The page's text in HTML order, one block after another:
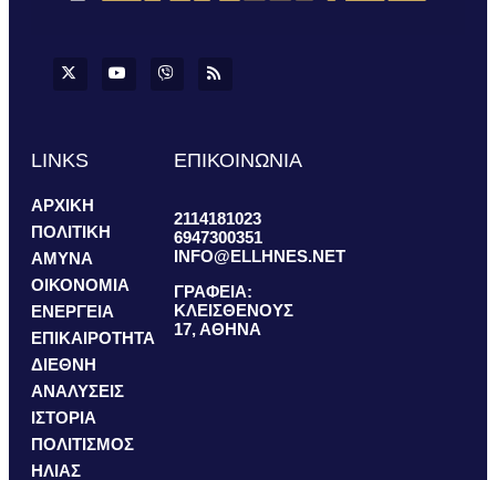
LINKS
ΑΡΧΙΚΗ
ΠΟΛΙΤΙΚΗ
ΑΜΥΝΑ
ΟΙΚΟΝΟΜΙΑ
ΕΝΕΡΓΕΙΑ
ΕΠΙΚΑΙΡΟΤΗΤΑ
ΔΙΕΘΝΗ
ΑΝΑΛΥΣΕΙΣ
ΙΣΤΟΡΙΑ
ΠΟΛΙΤΙΣΜΟΣ
ΗΛΙΑΣ
ΕΠΙΚΟΙΝΩΝΙΑ
2114181023
6947300351
INFO@ELLHNES.NET
ΓΡΑΦΕΙΑ:
ΚΛΕΙΣΘΕΝΟΥΣ
17, ΑΘΗΝΑ